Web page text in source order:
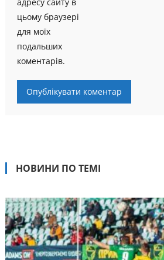
цьому браузері
для моїх
подальших
коментарів.
НОВИНИ ПО ТЕМІ